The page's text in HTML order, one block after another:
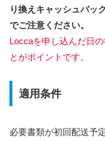
り換えキャッシュバッ
でご注意ください。
Loccaを申し込んだ日
とがポイントです。
適用条件
必要書類が初回配送予